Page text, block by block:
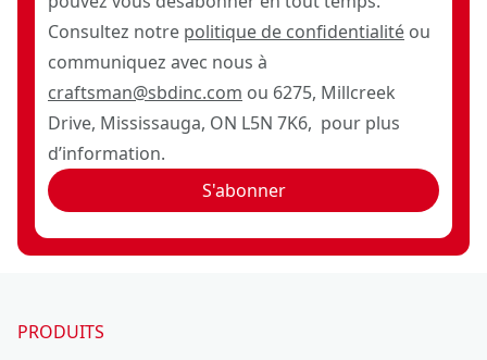
Consultez notre politique de confidentialité ou
communiquez avec nous à
craftsman@sbdinc.com ou 6275, Millcreek
Drive, Mississauga, ON L5N 7K6, pour plus
d’information.
S'abonner
PRODUITS